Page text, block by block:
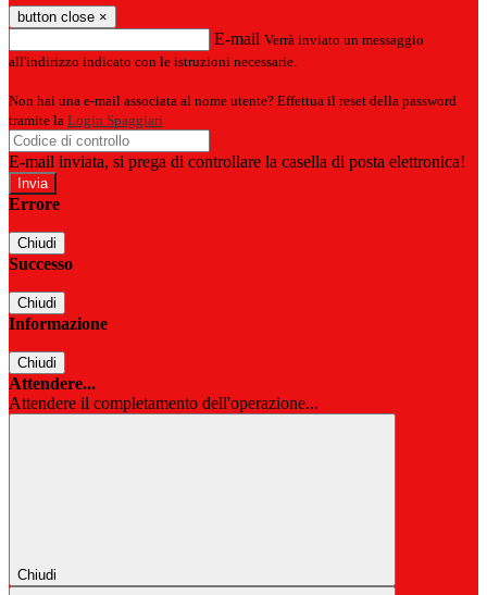
button close ×
E-mail Verrà inviato un messaggio
all'indirizzo indicato con le istruzioni necessarie.
Non hai una e-mail associata al nome utente? Effettua il reset della password
tramite la Login Spaggiari
E-mail inviata, si prega di controllare la casella di posta elettronica!
Errore
Chiudi
Successo
Chiudi
Informazione
Chiudi
Attendere...
Attendere il completamento dell'operazione...
Chiudi